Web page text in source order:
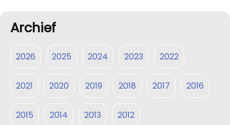
Archief
2026 2025 2024 2023 2022
2021 2020 2019 2018 2017 2016
2015 2014 2013 2012